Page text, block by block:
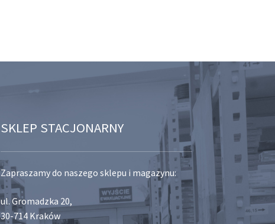
SKLEP STACJONARNY
Zapraszamy do naszego sklepu i magazynu:
ul. Gromadzka 20,
30-714 Kraków